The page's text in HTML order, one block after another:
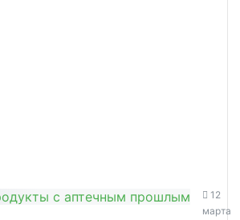
12
марта